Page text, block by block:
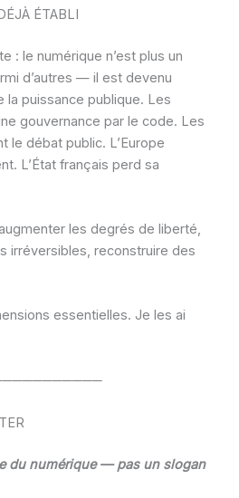
ÉTABLI
: le numérique n’est plus un
d’autres — il est devenu
la puissance publique. Les
gouvernance par le code. Les
le débat public. L’Europe
L’État français perd sa
les degrés de liberté,
irréversibles, reconstruire des
essentielles. Je les ai
du numérique — pas un slogan